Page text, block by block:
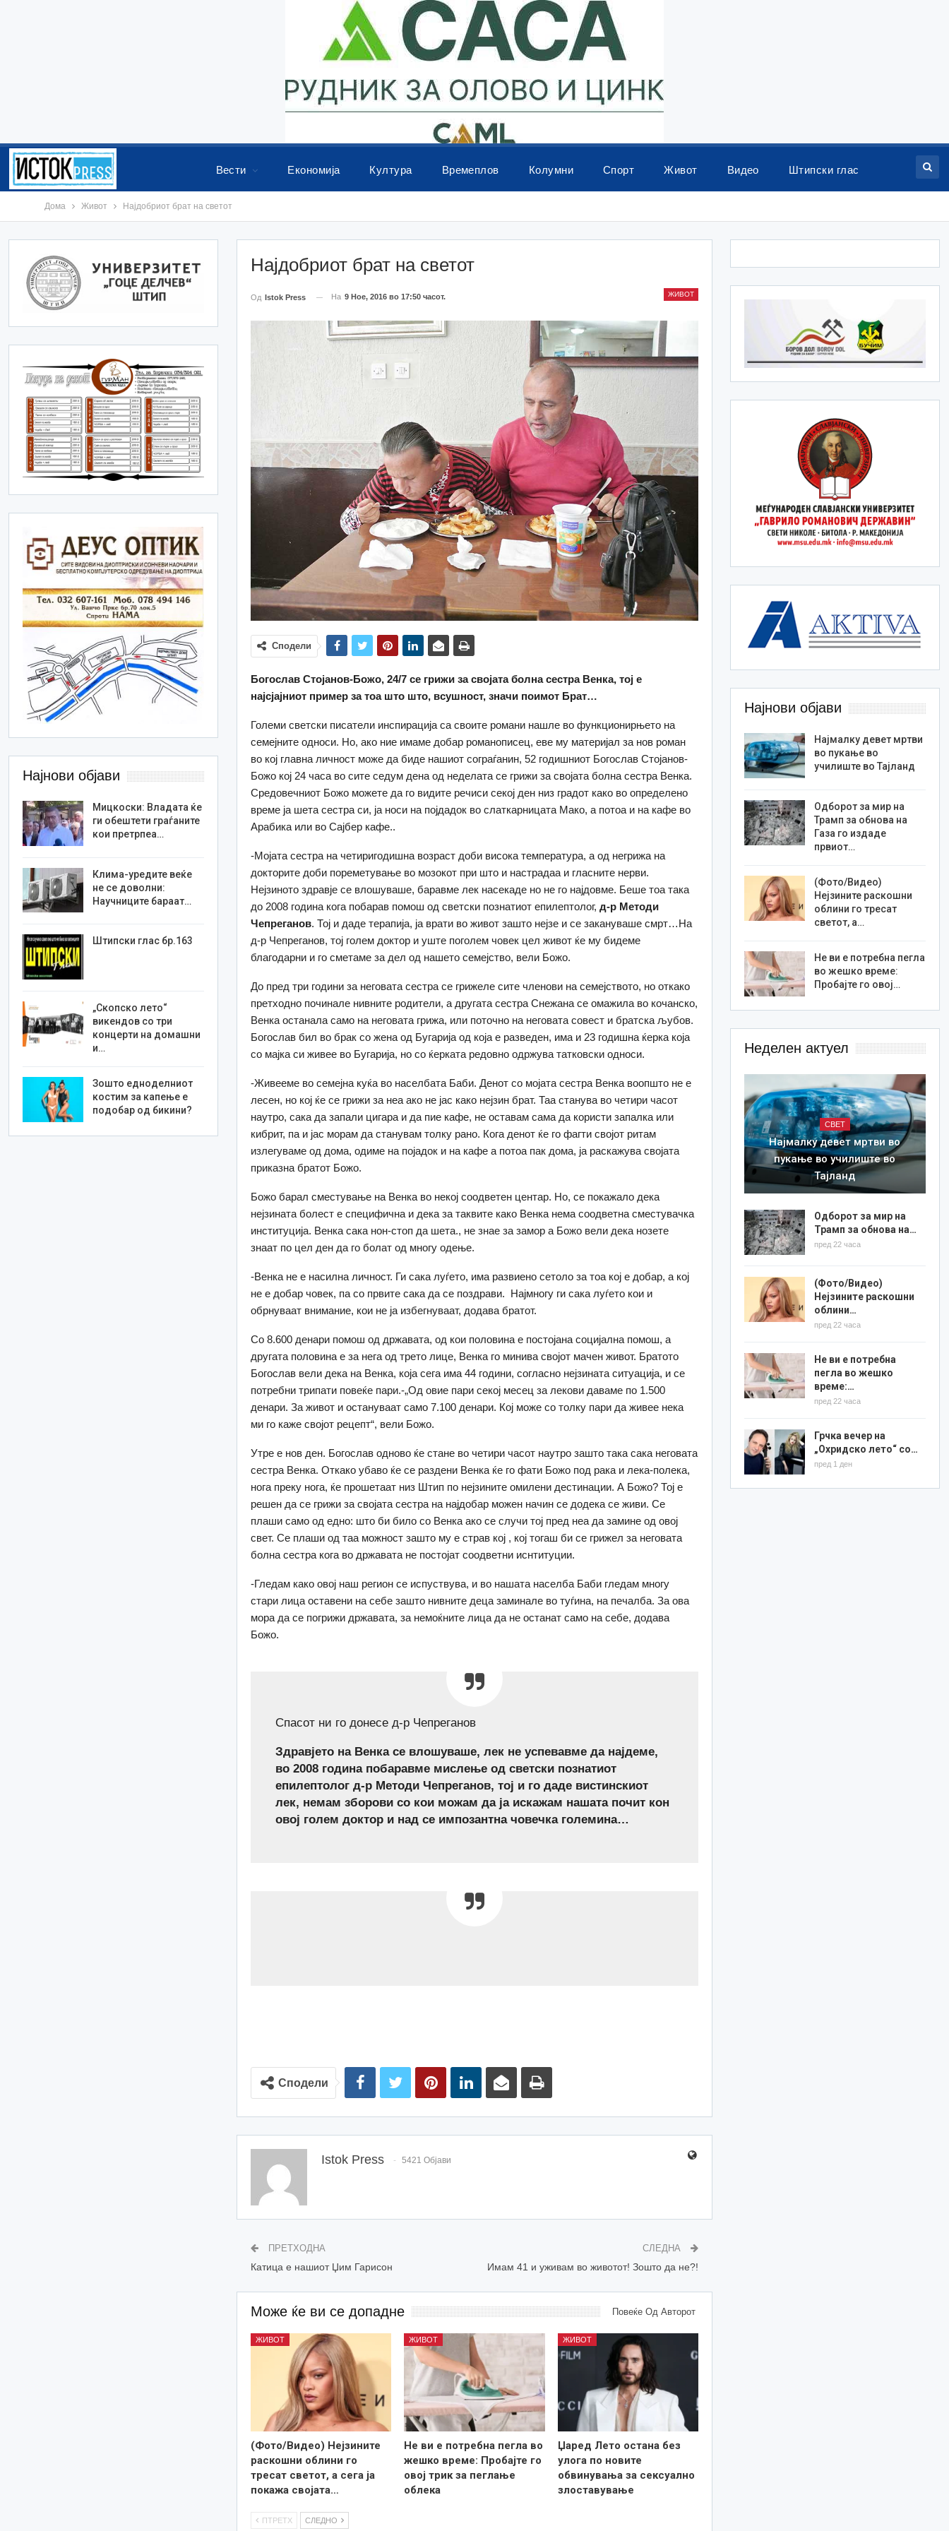
Вести Економија Култура Времеплов Колумни Спорт Живот Видео Штипски глас
Дома Живот Најдобриот брат на светот
Најдобриот брат на светот
ЖИВОТ
Од Istok Press На 9 Ное, 2016 во 17:50 часот.
Сподели
Богослав Стојанов-Божо, 24/7 се грижи за својата болна сестра Венка, тој е
најсјајниот пример за тоа што што, всушност, значи поимот Брат…
Големи светски писатели инспирација са своите романи нашле во функционирњето на
семејните односи. Но, ако ние имаме добар романописец, еве му материјал за нов роман
во кој главна личност може да биде нашиот сограѓанин, 52 годишниот Богослав Стојанов-
Божо кој 24 часа во сите седум дена од неделата се грижи за својата болна сестра Венка.
Средовечниот Божо можете да го видите речиси секој ден низ градот како во определено
време ја шета сестра си, ја носи на појдадок во слаткарницата Мако, а потоа и на кафе во
Арабика или во Сајбер кафе..
-Мојата сестра на четиригодишна возраст доби висока температура, а од негрижа на
докторите доби пореметување во мозокот при што и настрадаа и гласните нерви.
Нејзиното здравје се влошуваше, баравме лек насекаде но не го најдовме. Беше тоа така
до 2008 година кога побарав помош од светски познатиот епилептолог,д-р Методи
Чепреганов. Тој и даде терапија, ја врати во живот зашто нејзе и се закануваше смрт…На
д-р Чепреганов, тој голем доктор и уште поголем човек цел живот ќе му бидеме
благодарни и го сметаме за дел од нашето семејство, вели Божо.
До пред три години за неговата сестра се грижеле сите членови на семејството, но откако
претходно починале нивните родители, а другата сестра Снежана се омажила во кочанско,
Венка останала само на неговата грижа, или поточно на неговата совест и братска љубов.
Богослав бил во брак со жена од Бугарија од која е разведен, има и 23 годишна ќерка која
со мајка си живее во Бугарија, но со ќерката редовно одржува татковски односи.
-Живееме во семејна куќа во населбата Баби. Денот со мојата сестра Венка воопшто не е
лесен, но кој ќе се грижи за неа ако не јас како нејзин брат. Таа станува во четири часот
наутро, сака да запали цигара и да пие кафе, не оставам сама да користи запалка или
кибрит, па и јас морам да станувам толку рано. Кога денот ќе го фагти својот ритам
излегуваме од дома, одиме на појадок и на кафе а потоа пак дома, ја раскажува својата
приказна братот Божо.
Божо барал сместување на Венка во некој соодветен центар. Но, се покажало дека
нејзината болест е специфична и дека за таквите како Венка нема соодветна сместувачка
институција. Венка сака нон-стоп да шета., не знае за замор а Божо вели дека нозете
знаат по цел ден да го болат од многу одење.
-Венка не е насилна личност. Ги сака луѓето, има развиено сетоло за тоа кој е добар, а кој
не е добар човек, па со првите сака да се поздрави. Најмногу ги сака луѓето кои и
обрнуваат внимание, кои не ја избегнуваат, додава братот.
Со 8.600 денари помош од државата, од кои половина е постојана социјална помош, а
другата половина е за нега од трето лице, Венка го минива својот мачен живот. Братото
Богослав вели дека на Венка, која сега има 44 години, согласно нејзината ситуација, и се
потребни трипати повеќе пари.-„Од овие пари секој месец за лекови даваме по 1.500
денари. За живот и остануваат само 7.100 денари. Кој може со толку пари да живее нека
ми го каже својот рецепт“, вели Божо.
Утре е нов ден. Богослав одново ќе стане во четири часот наутро зашто така сака неговата
сестра Венка. Откако убаво ќе се раздени Венка ќе го фати Божо под рака и лека-полека,
нога преку нога, ќе прошетаат низ Штип по нејзините омилени дестинации. А Божо? Тој е
решен да се грижи за својата сестра на најдобар можен начин се додека се живи. Се
плаши само од едно: што би било со Венка ако се случи тој пред неа да замине од овој
свет. Се плаши од таа можност зашто му е страв кој , кој тогаш би се грижел за неговата
болна сестра кога во државата не постојат соодветни иснтитуции.
-Гледам како овој наш регион се испуствува, и во нашата населба Баби гледам многу
стари лица оставени на себе зашто нивните деца заминале во туѓина, на печалба. За ова
мора да се погрижи државата, за немоќните лица да не останат само на себе, додава
Божо.
Спасот ни го донесе д-р Чепреганов
Здравјето на Венка се влошуваше, лек не успевавме да најдеме,
во 2008 година побаравме мислење од светски познатиот
епилептолог д-р Методи Чепреганов, тој и го даде вистинскиот
лек, немам зборови со кои можам да ја искажам нашата почит кон
овој голем доктор и над се импозантна човечка големина…
Сподели
Istok Press 5421 Објави
ПРЕТХОДНА
Катица е нашиот Џим Гарисон
СЛЕДНА
Имам 41 и уживам во животот! Зошто да не?!
Може ќе ви се допадне Повеќе Од Авторот
ЖИВОТ
(Фото/Видео) Нејзините
раскошни облини го
тресат светот, а сега ја
покажа својата…
ЖИВОТ
Не ви е потребна пегла во
жешко време: Пробајте го
овој трик за пеглање
облека
ЖИВОТ
Џаред Лето остана без
улога по новите
обвинувања за сексуално
злоставување
ПТРЕТХ СЛЕДНО
Најнови објави
Најмалку девет мртви
во пукање во
училиште во Тајланд
Одборот за мир на
Трамп за обнова на
Газа го издаде
првиот…
(Фото/Видео)
Нејзините раскошни
облини го тресат
светот, а…
Не ви е потребна пегла
во жешко време:
Пробајте го овој…
Неделен актуел
СВЕТ
Најмалку девет мртви во
пукање во училиште во
Тајланд
Одборот за мир на
Трамп за обнова на…
пред 22 часа
(Фото/Видео)
Нејзините раскошни
облини…
пред 22 часа
Не ви е потребна
пегла во жешко
време:…
пред 22 часа
Грчка вечер на
„Охридско лето“ со…
пред 1 ден
Најнови објави
Мицкоски: Владата ќе
ги обештети граѓаните
кои претрпеа…
Клима-уредите веќе
не се доволни:
Научниците бараат…
Штипски глас бр.163
„Скопско лето“
викендов со три
концерти на домашни
и…
Зошто едноделниот
костим за капење е
подобар од бикини?